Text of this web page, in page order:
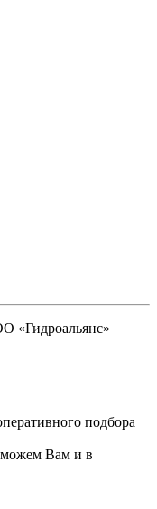
«Гидроальянс» |
подбора
Вам и в